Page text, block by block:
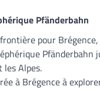
Pfänderbahn
pour
Pfänderbahn
les Alpes.
à Brégence à